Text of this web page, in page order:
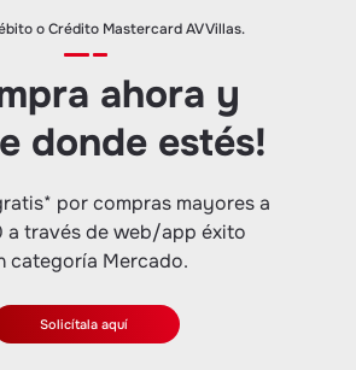
o Crédito Mastercard AV Villas.
ahora y
donde estés!
por compras mayores a
a través de web/app éxito
categoría Mercado.
Solicítala aquí